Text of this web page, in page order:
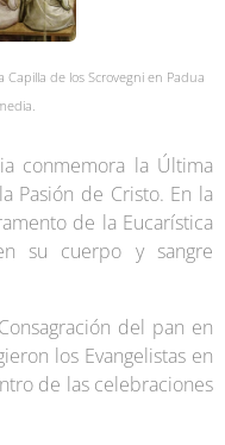
de los Scrovegni en Padua
conmemora la Última
Pasión de Cristo. En la
de la Eucarística
su cuerpo y sangre
del pan en
los Evangelistas en
de las celebraciones